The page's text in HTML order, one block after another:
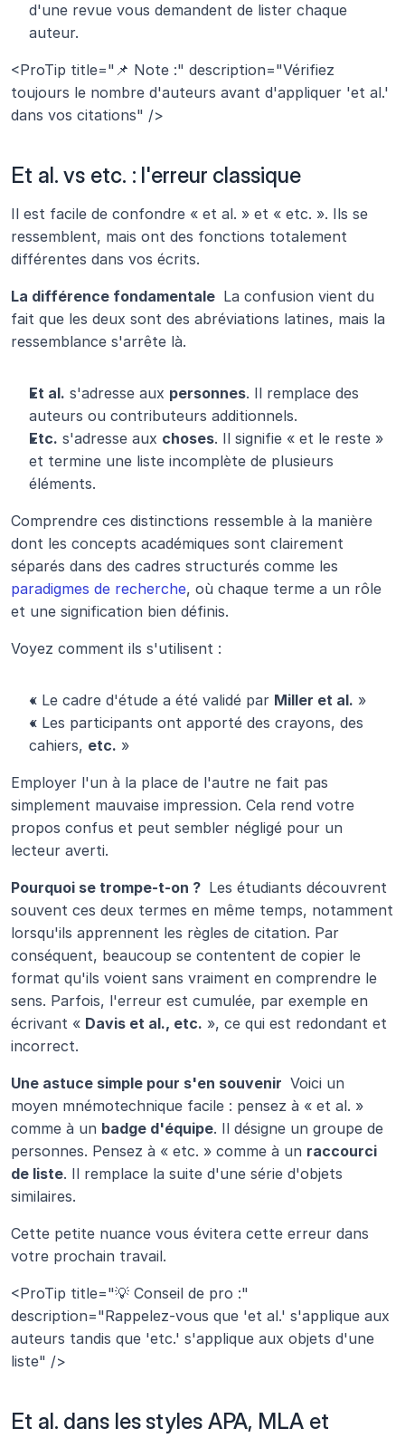
d'une revue vous demandent de lister chaque
auteur.
<ProTip title="📌 Note :" description="Vérifiez
toujours le nombre d'auteurs avant d'appliquer 'et al.'
dans vos citations" />
Et al. vs etc. : l'erreur classique
Il est facile de confondre « et al. » et « etc. ». Ils se
ressemblent, mais ont des fonctions totalement
différentes dans vos écrits.
La différence fondamentale La confusion vient du
fait que les deux sont des abréviations latines, mais la
ressemblance s'arrête là.
Et al. s'adresse aux personnes. Il remplace des
auteurs ou contributeurs additionnels.
Etc. s'adresse aux choses. Il signifie « et le reste »
et termine une liste incomplète de plusieurs
éléments.
Comprendre ces distinctions ressemble à la manière
dont les concepts académiques sont clairement
paradigmes de recherche, où chaque terme a un rôle
et une signification bien définis.
Voyez comment ils s'utilisent :
« Le cadre d'étude a été validé par Miller et al. »
« Les participants ont apporté des crayons, des
cahiers, etc. »
Employer l'un à la place de l'autre ne fait pas
simplement mauvaise impression. Cela rend votre
propos confus et peut sembler négligé pour un
lecteur averti.
Pourquoi se trompe-t-on ? Les étudiants découvrent
souvent ces deux termes en même temps, notamment
lorsqu'ils apprennent les règles de citation. Par
conséquent, beaucoup se contentent de copier le
format qu'ils voient sans vraiment en comprendre le
sens. Parfois, l'erreur est cumulée, par exemple en
écrivant « Davis et al., etc. », ce qui est redondant et
incorrect.
Une astuce simple pour s'en souvenir Voici un
moyen mnémotechnique facile : pensez à « et al. »
comme à un badge d'équipe. Il désigne un groupe de
personnes. Pensez à « etc. » comme à un raccourci
de liste. Il remplace la suite d'une série d'objets
similaires.
Cette petite nuance vous évitera cette erreur dans
votre prochain travail.
<ProTip title="💡 Conseil de pro :"
description="Rappelez-vous que 'et al.' s'applique aux
auteurs tandis que 'etc.' s'applique aux objets d'une
liste" />
Et al. dans les styles APA, MLA et